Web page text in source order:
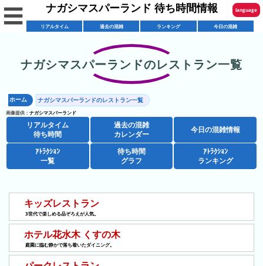
ア
ル
タ
時
間
混
雑
ー
カ
レ
ン
ダ
ー
ト
ラ
ン
一
覧
ョ
ッ
プ
一
覧
ア
ト
ラ
ク
人
気
今
日
English
한국어
ภาษาไทย
日本語
☰ ナガシマスパーランド 待ち時間情報 language
リアルタイム 過去の混雑 ランキング 今日の混雑
ナガシマスパーランドのレストラン一覧
ホーム ナガシマスパーランドのレストラン一覧
画像提供： ナガシマスパーランド
リアルタイム
待ち時間
過去の混雑
カレンダー
今日の混雑情報
ｱﾄﾗｸｼｮﾝ
一覧
待ち時間
グラフ
ｱﾄﾗｸｼｮﾝ
ランキング
キッズレストラン
3世代で楽しめる品ぞろえが人気。
ホテル花水木 くすの木
庭園に臨む静かで落ち着いたダイニング。